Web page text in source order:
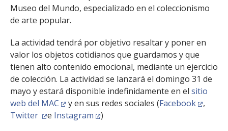
Museo del Mundo, especializado en el coleccionismo
de arte popular.
La actividad tendrá por objetivo resaltar y poner en
valor los objetos cotidianos que guardamos y que
tienen alto contenido emocional, mediante un ejercicio
de colección. La actividad se lanzará el domingo 31 de
mayo y estará disponible indefinidamente en el sitio
web del MAC
y en sus redes sociales (Facebook
,
Twitter
e Instagram )